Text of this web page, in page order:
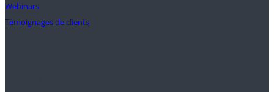
Webinars
Témoignages de clients